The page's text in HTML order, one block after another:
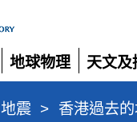
地球物理
展
開
天文及
展
開
地震 > 香港過去